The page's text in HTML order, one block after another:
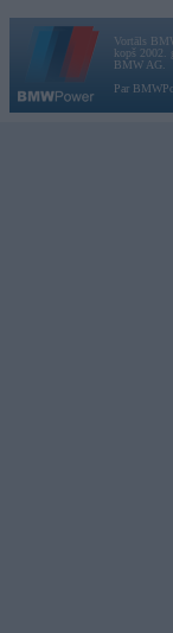
Vortāls
kopš 2002.
BMW AG.
Par